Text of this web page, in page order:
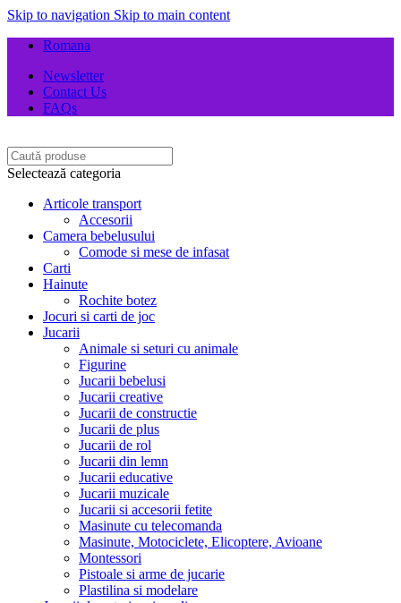
Skip to navigation Skip to main content
Romana
Newsletter
Contact Us
FAQs
Selectează categoria
Articole transport
Accesorii
Camera bebelusului
Comode si mese de infasat
Carti
Hainute
Rochite botez
Jocuri si carti de joc
Jucarii
Animale si seturi cu animale
Figurine
Jucarii bebelusi
Jucarii creative
Jucarii de constructie
Jucarii de plus
Jucarii de rol
Jucarii din lemn
Jucarii educative
Jucarii muzicale
Jucarii si accesorii fetite
Masinute cu telecomanda
Masinute, Motociclete, Elicoptere, Avioane
Montessori
Pistoale si arme de jucarie
Plastilina si modelare